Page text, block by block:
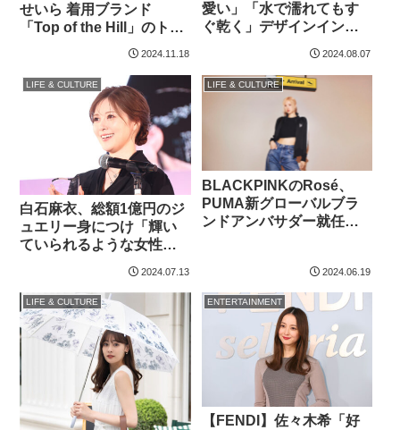
せいら 着用ブランド
「Top of the Hill」のトー
タルコーディネイト【値
段と詳細データ】
2024.11.18
愛い」「水で濡れてもす
ぐ乾く」デザインインナ
たよう」と拝んだ初共演
は…
2024.08.07
LIFE & CULTURE
白石麻衣、総額1億円のジ
ュエリー身につけ「輝い
ていられるような女性
2024.07.13
LIFE & CULTURE
BLACKPINKのRosé、
PUMA新グローバルブラ
ンドアンバサダー就任！
も嬉しく思います」2024.06.19
LIFE & CULTURE ENTERTAINMENT
【FENDI】佐々木希「好